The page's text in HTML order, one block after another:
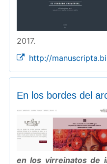
2017.
http://
En los bordes del
en los virreinatos de